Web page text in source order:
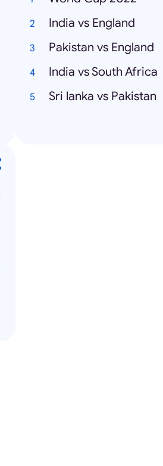
India vs England
Pakistan vs England
India vs South Africa
Sri lanka vs Pakistan